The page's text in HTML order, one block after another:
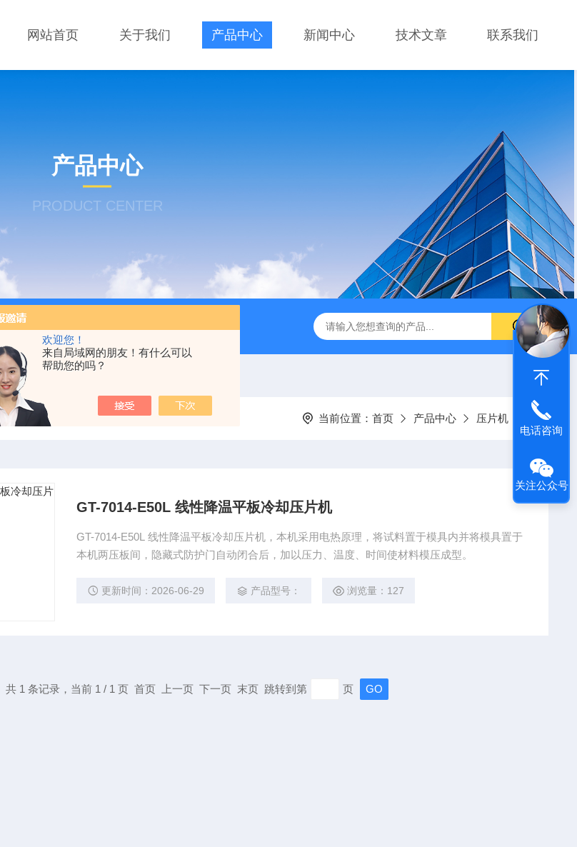
欢迎您！
来自局域网的朋友！有什么可以
帮助您的吗？
网站首页 关于我们 产品中心 新闻中心 技术文章 联系我们
产品中心
PRODUCT CENTER
机 GT-7011-LHDA高铁检测仪器高低温橡胶伸张疲劳试验机 GT-7008-TR低温回缩试验机 AI-7000GD
当前位置： 首页 产品中心 压片机
GT-7014-E50L 线性降温平板冷却压片机
GT-7014-E50L 线性降温平板冷却压片机，本机采用电热原理，将试料置于模具内并将模具置于
本机两压板间，隐藏式防护门自动闭合后，加以压力、温度、时间使材料模压成型。
更新时间：2026-06-29 产品型号： 浏览量：127
共 1 条记录，当前 1 / 1 页 首页 上一页 下一页 末页 跳转到第 页
电话咨询
关注公众号